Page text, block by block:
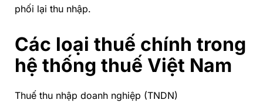
phối lại thu nhập.
Các loại thuế chính trong
hệ thống thuế Việt Nam
Thuế thu nhập doanh nghiệp (TNDN)